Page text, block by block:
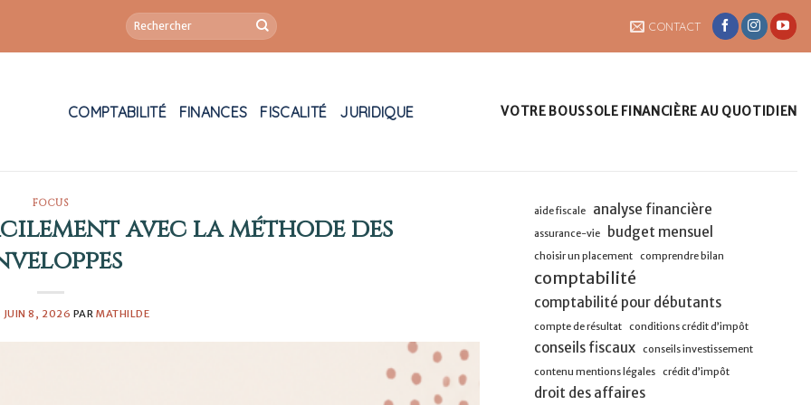
CONTACT
COMPTABILITÉ FINANCES FISCALITÉ JURIDIQUE VOTRE BOUSSOLE FINANCIÈRE AU QUOTIDIEN
FOCUS
avec la méthode des
JUIN 8, 2026 PARMATHILDE
aide fiscale analyse financière
assurance-vie budget mensuel
choisir un placement comprendre bilan
comptabilité
comptabilité pour débutants
compte de résultat conditions crédit d’impôt
conseils fiscaux
conseils investissement
contenu mentions légales
crédit d’impôt
droit des affaires